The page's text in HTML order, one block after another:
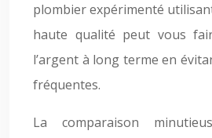
plombier expérimenté
haute qualité peut vous
l’argent à long terme en
fréquentes.
La comparaison